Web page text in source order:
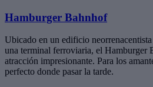
Hamburger Bahnhof
Ubicado en un edificio
una terminal ferroviaria, el Hamburger
atracción impresionante. Para los
perfecto donde pasar la tarde.